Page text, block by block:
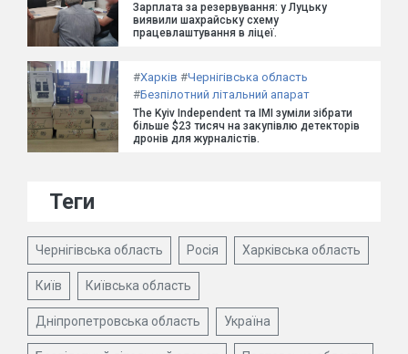
Зарплата за резервування: у Луцьку
виявили шахрайську схему
працевлаштування в ліцеї.
#Харків #Чернігівська область
#Безпілотний літальний апарат
The Kyiv Independent та ІМІ зуміли зібрати
більше $23 тисяч на закупівлю детекторів
дронів для журналістів.
Теги
Чернігівська область Росія Харківська область
Київ Київська область
Дніпропетровська область Україна